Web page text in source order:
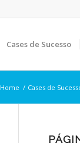
Cases de Sucesso
Home / Cases de